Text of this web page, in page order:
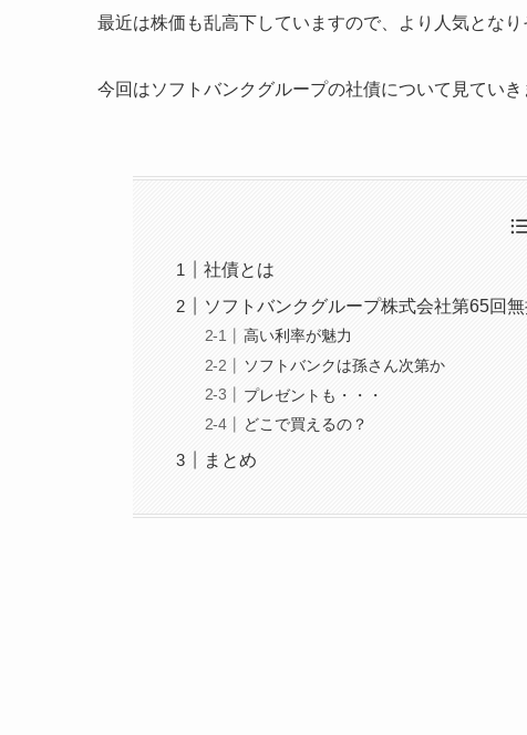
最近は株価も乱高下していますので、より人気となり
今回はソフトバンクグループの社債について見ていき
社債とは
ソフトバンクグループ株式会社第65回
高い利率が魅力
ソフトバンクは孫さん次第か
プレゼントも・・・
どこで買えるの？
まとめ